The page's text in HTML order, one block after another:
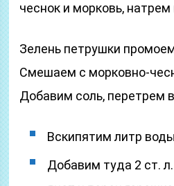
чеснок и морковь, натрем
Зелень петрушки
Смешаем с морковно-
Добавим соль, перетрем
Вскипятим литр
Добавим туда 2 ст.